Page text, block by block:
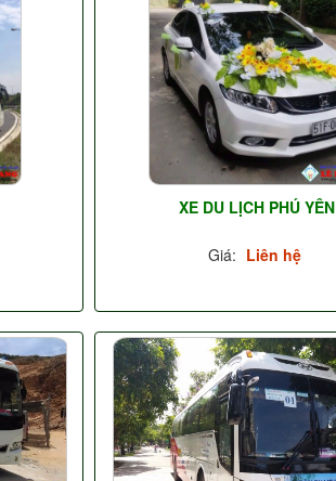
XE DU LỊCH PHÚ YÊN
Giá: Liên hệ